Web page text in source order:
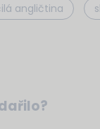
angličtina